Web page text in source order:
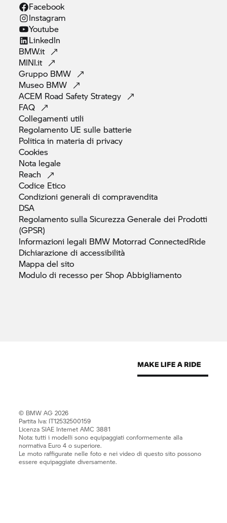
Facebook
Instagram
Youtube
LinkedIn
BMW.it
MINI.it
Gruppo BMW
Museo BMW
ACEM Road SafetyStrategy
FAQ
Collegamenti utili
Regolamento UE sulle batterie
Politica in materia di privacy
Cookies
Nota legale
Reach
Codice Etico
Condizioni generali dicompravendita
DSA
Regolamento sulla Sicurezza Generale dei Prodotti
(GPSR)
Informazioni legali BMW Motorrad ConnectedRide
Dichiarazione diaccessibilità
Mappa delsito
Modulo di recesso per ShopAbbigliamento
© BMW AG 2026
Partita Iva: IT12532500159
Licenza SIAE Internet AMC 3881
Nota: tutti i modelli sono equipaggiati conformemente alla
normativa Euro 4 o superiore.
Le moto raffigurate nelle foto e nei video di questo sito possono
essere equipaggiate diversamente.